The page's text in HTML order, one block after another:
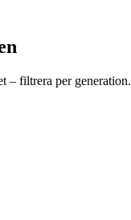
– filtrera per generation.